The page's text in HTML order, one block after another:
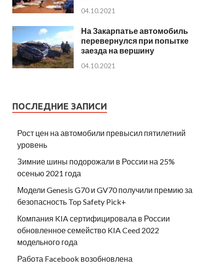
04.10.2021
На Закарпатье автомобиль
перевернулся при попытке
заезда на вершину
04.10.2021
ПОСЛЕДНИЕ ЗАПИСИ
Рост цен на автомобили превысил пятилетний
уровень
Зимние шины подорожали в России на 25%
осенью 2021 года
Модели Genesis G70 и GV70 получили премию за
безопасность Top Safety Pick+
Компания KIA сертифицировала в России
обновленное семейство KIA Ceed 2022
модельного года
Работа Facebook возобновлена